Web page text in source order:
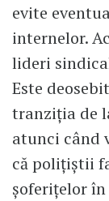
evite
internelor.
lideri
Este
tranziția de
atunci când
că polițiștii
șoferițelor